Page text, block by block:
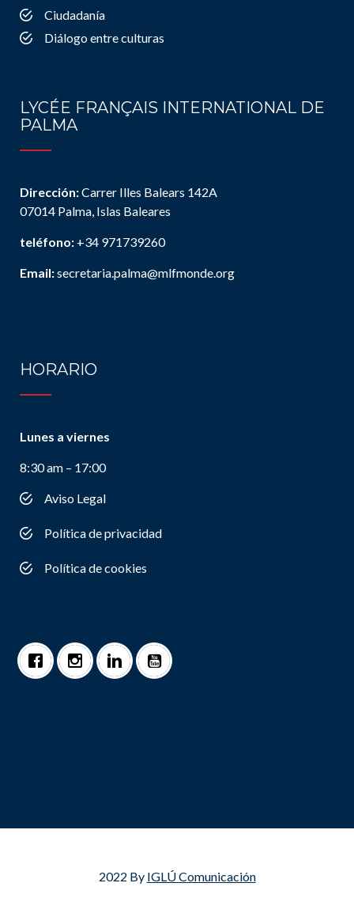
Ciudadanía
Diálogo entre culturas
LYCÉE FRANÇAIS INTERNATIONAL DE
PALMA
Dirección:Carrer Illes Balears 142A
07014 Palma, Islas Baleares
teléfono: +34 971739260
Email:secretaria.palma@mlfmonde.org
HORARIO
Lunes a viernes
8:30 am – 17:00
Aviso Legal
Política de privacidad
Política de cookies
2022 By IGLÚ Comunicación